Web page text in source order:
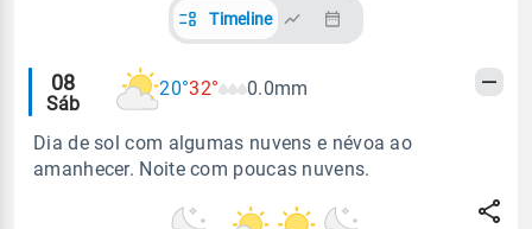
Timeline
Alertas
meteorológicos
08
Sáb
20°32° 0.0mm
Dia de sol com algumas nuvens e névoa ao
amanhecer. Noite com poucas nuvens.